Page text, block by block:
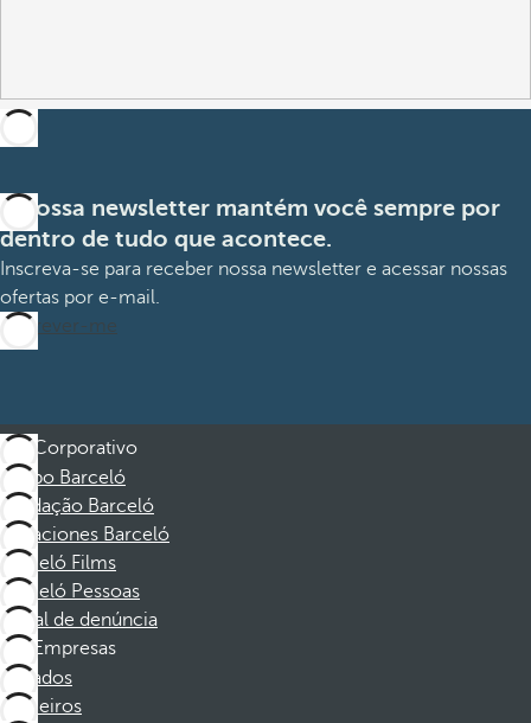
A nossa newsletter mantém você sempre por
dentro de tudo que acontece.
Inscreva-se para receber nossa newsletter e acessar nossas
ofertas por e-mail.
Inscrever-me
Corporativo
Grupo Barceló
Fundação Barceló
Vacaciones Barceló
Barceló Films
Barceló Pessoas
Canal de denúncia
Empresas
Afiliados
Parceiros